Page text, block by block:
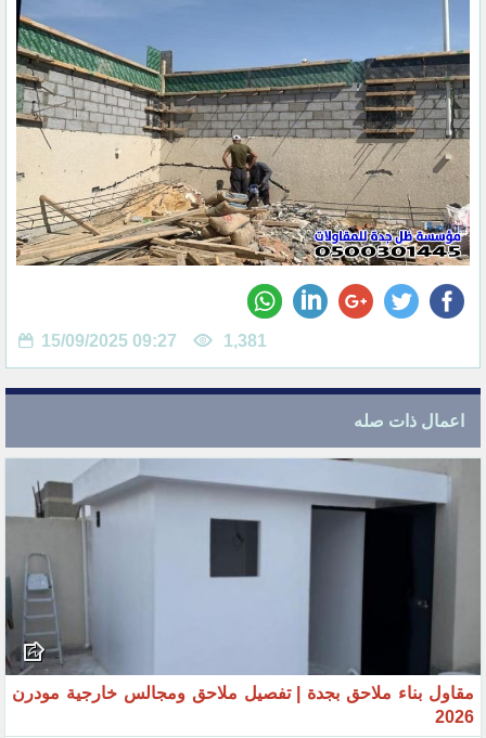
15/09/2025 09:27 1,381
اعمال ذات صله
مقاول بناء ملاحق بجدة | تفصيل ملاحق ومجالس خارجية مودرن
2026